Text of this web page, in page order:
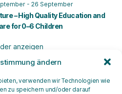
ändern
verwenden wir Technologien wie
zu speichern und/oder darauf
- 26 September
– High Quality Education and
for 0–6 Children
anzeigen